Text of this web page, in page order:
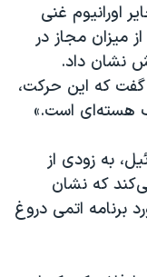
اورانیوم غنی
میزان مجاز در
نشان داد.
روز دوشنبه ۱۰ تیرماه گفت که این حرکت،
هسته‌ای است.»
به زودی از
که نشان
برنامه اتمی دروغ